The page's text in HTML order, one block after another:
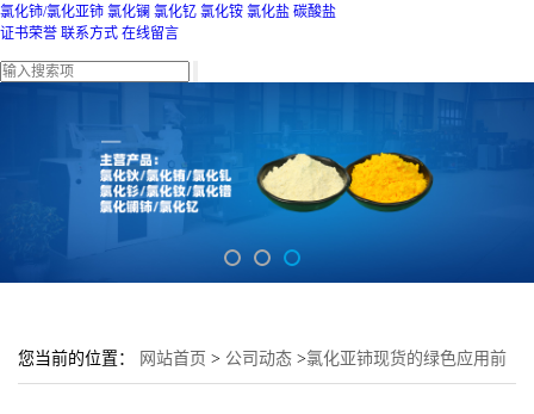
氯化铈/氯化亚铈 氯化镧 氯化钇 氯化铵 氯化盐 碳酸盐
证书荣誉 联系方式 在线留言
您当前的位置： 网站首页 > 公司动态 >氯化亚铈现货的绿色应用前